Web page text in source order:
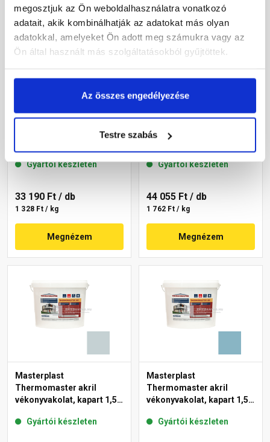
megosztjuk az Ön weboldalhasználatra vonatkozó
adatait, akik kombinálhatják az adatokat más olyan
adatokkal, amelyeket Ön adott meg számukra vagy az
Ön által használt más szolgáltatásokból gyűjtöttek.
Az összes engedélyezése
Testre szabás
Masterplast
Thermomaster szilikon
mm 36-F 25 kg
Gyártói készleten
33 190 Ft / db
1 328 Ft / kg
Megnézem
Masterplast
Thermomaster szilikon
vékonyvakolat, kapart 1,5
mm 36-C 25 kg
Gyártói készleten
44 055 Ft / db
1 762 Ft / kg
Megnézem
Masterplast
Thermomaster akril
vékonyvakolat, kapart 1,5
Gyártói készleten
Masterplast
Thermomaster akril
vékonyvakolat, kapart 1,5
Gyártói készleten